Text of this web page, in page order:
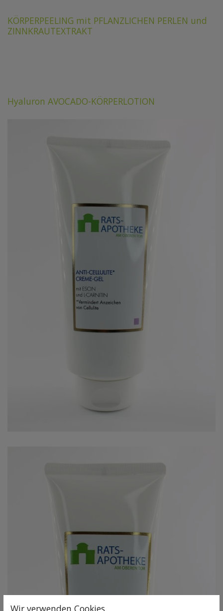
KÖRPERPEELING mit PFLANZLICHEN PERLEN und
ZINNKRAUTEXTRAKT
Hyaluron AVOCADO-KÖRPERLOTION
Wir verwenden Cookies